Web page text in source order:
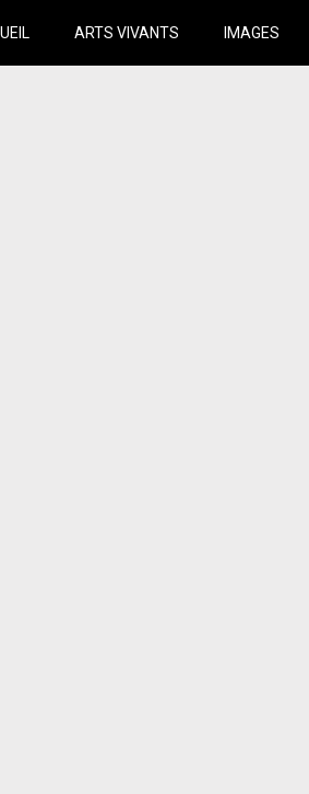
ARTS VIVANTS IMAGES